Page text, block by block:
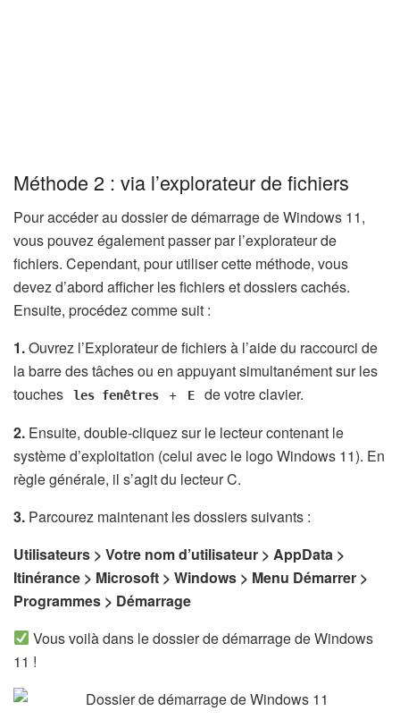
Méthode 2 : via l’explorateur de fichiers
Pour accéder au dossier de démarrage de Windows 11,
vous pouvez également passer par l’explorateur de
fichiers. Cependant, pour utiliser cette méthode, vous
devez d’abord afficher les fichiers et dossiers cachés.
Ensuite, procédez comme suit :
1.Ouvrez l’Explorateur de fichiers à l’aide du raccourci de
la barre des tâches ou en appuyant simultanément sur les
touches
les fenêtres + E
de votre clavier.
2. Ensuite, double-cliquez sur le lecteur contenant le
système d’exploitation (celui avec le logo Windows 11). En
règle générale, il s’agit du lecteur C.
3. Parcourez maintenant les dossiers suivants :
Utilisateurs > Votre nom d’utilisateur > AppData >
Itinérance > Microsoft > Windows > Menu Démarrer >
Programmes > Démarrage
Vous voilà dans le dossier de démarrage de Windows
11 !